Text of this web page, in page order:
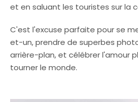
et en saluant les touristes sur la
C'est l'excuse parfaite pour se
et-un, prendre de superbes
arrière-plan, et célébrer l'amour
tourner le monde.